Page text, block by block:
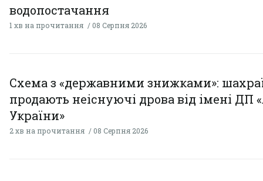
водопостачання
1 хв на прочитання 08 Серпня 2026
Схема з «державними знижками»:
продають неіснуючі дрова від імені ДП
України»
2 хв на прочитання 08 Серпня 2026